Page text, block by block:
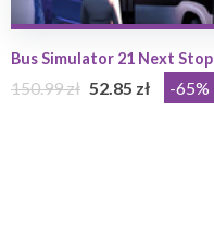
Bus Simulator 21 Next Stop
150.99 zł 52.85 zł -65%